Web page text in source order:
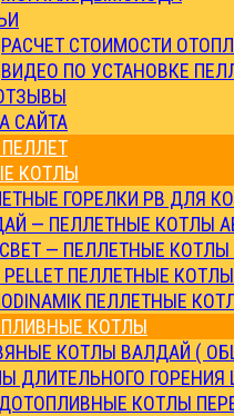
РАСЧЕТ СТОИМОСТИ
ВИДЕО ПО УСТАНОВКЕ
САЙТА
КОТЛЫ
ГОРЕЛКИ РВ ДЛЯ
— ПЕЛЛЕТНЫЕ КОТЛЫ
— ПЕЛЛЕТНЫЕ
PELLET ПЕЛЛЕТНЫЕ
ПЕЛЛЕТНЫЕ
КОТЛЫ
КОТЛЫ ВАЛДАЙ (
ДЛИТЕЛЬНОГО ГОРЕНИЯ
КОТЛЫ